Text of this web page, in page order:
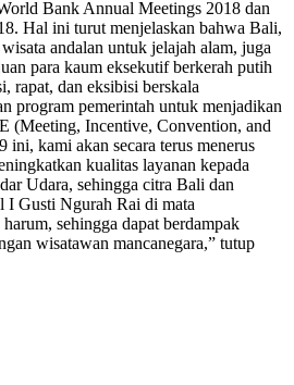
Bank Annual Meetings 2018 dan
Hal ini turut menjelaskan bahwa Bali,
andalan untuk jelajah alam, juga
para kaum eksekutif berkerah putih
rapat, dan eksibisi berskala
program pemerintah untuk menjadikan
(Meeting, Incentive, Convention, and
kami akan secara terus menerus
kualitas layanan kepada
Udara, sehingga citra Bali dan
I Gusti Ngurah Rai di mata
sehingga dapat berdampak
wisatawan mancanegara,” tutup